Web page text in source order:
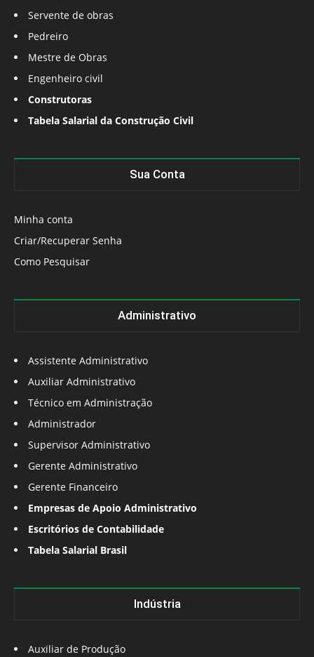
Servente de obras
Pedreiro
Mestre de Obras
Engenheiro civil
Construtoras
Tabela Salarial da Construção Civil
Sua Conta
Minha conta
Criar/Recuperar Senha
Como Pesquisar
Administrativo
Assistente Administrativo
Auxiliar Administrativo
Técnico em Administração
Administrador
Supervisor Administrativo
Gerente Administrativo
Gerente Financeiro
Empresas de Apoio Administrativo
Escritórios de Contabilidade
Tabela Salarial Brasil
Indústria
Auxiliar de Produção